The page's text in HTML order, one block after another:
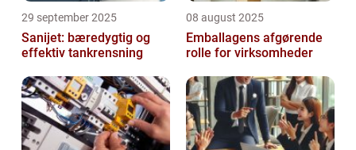
29 september 2025
Sanijet: bæredygtig og
effektiv tankrensning
08 august 2025
Emballagens afgørende
rolle for virksomheder